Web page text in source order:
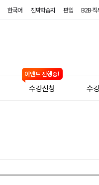
한국어 진짜학습지 편입 B2B·
수강신청 수